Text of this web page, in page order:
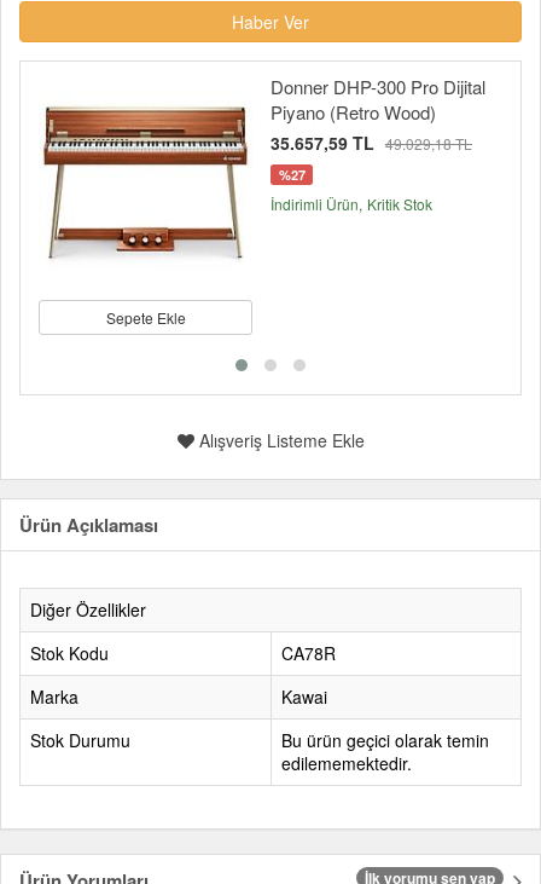
Haber Ver
Sepete Ekle
Donner DHP-300 Pro Dijital
Piyano (Retro Wood)
35.657,59 TL 49.029,18 TL
%27
İndirimli Ürün Kritik Stok
Alışveriş Listeme Ekle
Ürün Açıklaması
Diğer Özellikler
Stok Kodu
CA78R
Marka
Kawai
Stok Durumu
Bu ürün geçici olarak temin
edilememektedir.
İlk yorumu sen yap